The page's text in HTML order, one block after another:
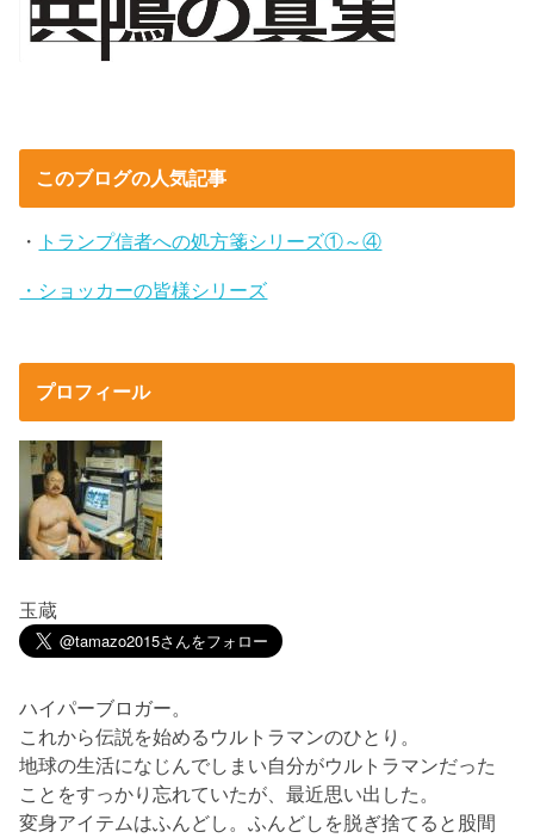
このブログの人気記事
・ トランプ信者への処方箋シリーズ①～④
・ショッカーの皆様シリーズ
プロフィール
玉蔵
ハイパーブロガー。
これから伝説を始めるウルトラマンのひとり。
地球の生活になじんでしまい自分がウルトラマンだった
ことをすっかり忘れていたが、最近思い出した。
変身アイテムはふんどし。ふんどしを脱ぎ捨てると股間